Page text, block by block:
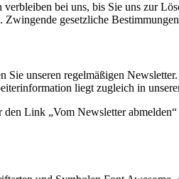
bei uns, bis Sie uns zur
gesetzliche
unseren regelmäßigen
liegt zugleich in
Link „Vom Newsletter